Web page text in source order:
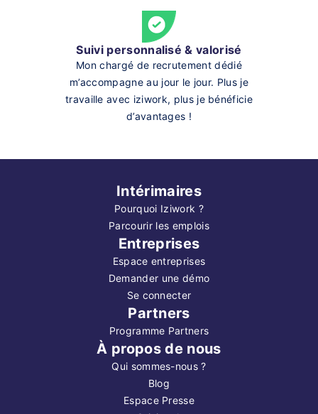
Suivi personnalisé & valorisé
Mon chargé de recrutement dédié
m’accompagne au jour le jour. Plus je
travaille avec iziwork, plus je bénéficie
d’avantages !
Intérimaires
Pourquoi Iziwork ?
Parcourir les emplois
Entreprises
Espace entreprises
Demander une démo
Se connecter
Partners
Programme Partners
À propos de nous
Qui sommes-nous ?
Blog
Espace Presse